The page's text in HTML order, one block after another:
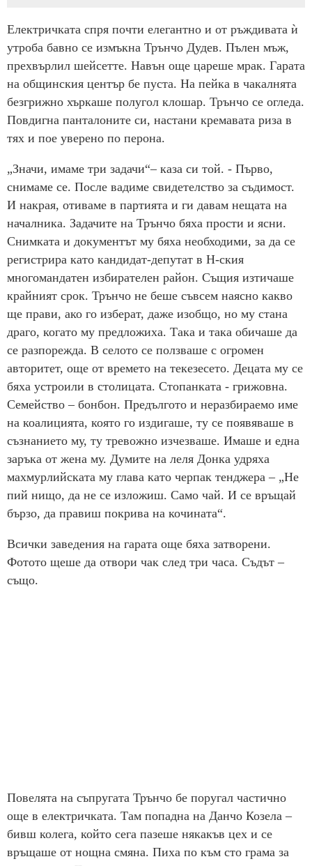
Електричката спря почти елегантно и от ръждивата ѝ
утроба бавно се измъкна Трънчо Дудев. Пълен мъж,
прехвърлил шейсетте. Навън още цареше мрак. Гарата
на общинския център бе пуста. На пейка в чакалнята
безгрижно хъркаше полугол клошар. Трънчо се огледа.
Повдигна панталоните си, настани кремавата риза в
тях и пое уверено по перона.
„Значи, имаме три задачи“– каза си той. - Първо,
снимаме се. После вадиме свидетелство за съдимост.
И накрая, отиваме в партията и ги давам нещата на
началника. Задачите на Трънчо бяха прости и ясни.
Снимката и документът му бяха необходими, за да се
регистрира като кандидат-депутат в Н-ския
многомандатен избирателен район. Същия изтичаше
крайният срок. Трънчо не беше съвсем наясно какво
ще прави, ако го изберат, даже изобщо, но му стана
драго, когато му предложиха. Така и така обичаше да
се разпорежда. В селото се ползваше с огромен
авторитет, още от времето на текезесето. Децата му се
бяха устроили в столицата. Стопанката - грижовна.
Семейство – бонбон. Предългото и неразбираемо име
на коалицията, която го издигаше, ту се появяваше в
съзнанието му, ту тревожно изчезваше. Имаше и една
заръка от жена му. Думите на леля Донка удряха
махмурлийската му глава като черпак тенджера – „Не
пий нищо, да не се изложиш. Само чай. И се връщай
бързо, да правиш покрива на кочината“.
Всички заведения на гарата още бяха затворени.
Фотото щеше да отвори чак след три часа. Съдът –
също.
Повелята на съпругата Трънчо бе поругал частично
още в електричката. Там попадна на Данчо Козела –
бивш колега, който сега пазеше някакъв цех и се
връщаше от нощна смяна. Пиха по към сто грама за